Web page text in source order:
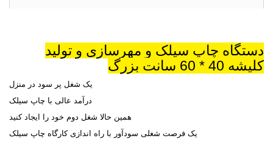
دستگاه چاپ سیلک و مهرسازی و تولید
کلیشه 40 * 60 سانت بزرگ
یک شغل پر سود در منزل
درآمد عالی با چاپ سیلک
همین حالا شغل دوم خود را ایجاد کنید
یک فرصت شغلی سودآور با راه اندازی کارگاه چاپ سیلک